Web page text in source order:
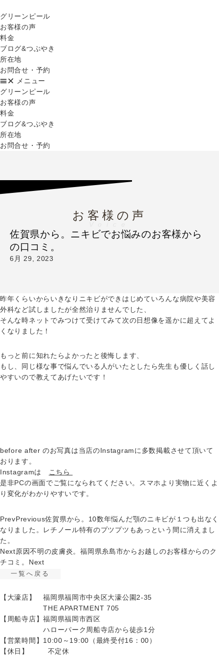
グリーンピール
お客様の声
料金
ブログ&つぶやき
所在地
お問合せ・予約
メニュー
グリーンピール
お客様の声
料金
ブログ&つぶやき
所在地
お問合せ・予約
お客様の声
佐賀県から。ニキビでお悩みのお客様から
の口コミ。
6月 29, 2023
昨年くらいからいきなりニキビができはじめていろんな病院や美容
外科など試しましたが全然治りませんでした、
そんな時ネットでみつけて受けてみて次の日想像を遥かに超えてよ
くなりました！
もっと前に知れたらよかったと後悔します、
もし、同じ様な事で悩んでいる人がいたとしたら先生も優しく話し
やすいので教えてあげたいです！
before after のお写真は当店のInstagramに多数掲載させて頂いて
おります。
Instagramは
こちら
是非PCの画面でご覧になられてください。スマホより実物に近くよ
り変化がわかりやすいです。
PrevPrevious佐賀県から。10数年悩んだ顎のニキビが１つも出なく
なりました。レチノール特有のプツプツもあっという間に消えまし
た。
Next原因不明の皮膚炎。福岡県糸島市からお越しのお客様からのク
チコミ。 Next
一覧へ戻る
【大濠店】 福岡県福岡市中央区大濠公園2-35
THE APARTMENT 705
【周船寺店】福岡県福岡市西区
ハローパーク周船寺店から徒歩1分
【営業時間】 10:00～19:00（最終受付16：00）
【休日】 不定休